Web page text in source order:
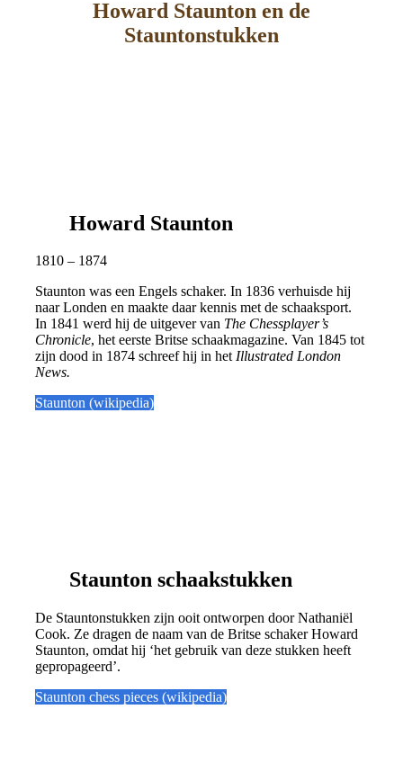
Howard Staunton en de
Stauntonstukken
Howard Staunton
1810 – 1874
Staunton was een Engels schaker. In 1836 verhuisde hij
naar Londen en maakte daar kennis met de schaaksport.
In 1841 werd hij de uitgever van The Chessplayer’s
Chronicle, het eerste Britse schaakmagazine. Van 1845 tot
zijn dood in 1874 schreef hij in hetIllustrated London
News.
Staunton (wikipedia)
Staunton schaakstukken
De Stauntonstukken zijn ooit ontworpen door Nathaniël
Cook. Ze dragen de naam van de Britse schaker Howard
Staunton, omdat hij ‘het gebruik van deze stukken heeft
gepropageerd’.
Staunton chess pieces (wikipedia)